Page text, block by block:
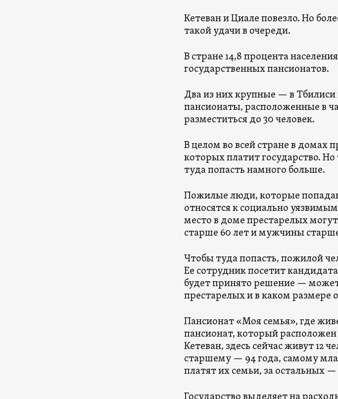
Кетеван и Циале повезло. Но
такой удачи в очереди.
В стране 14,8 процента
государственных пансионатов.
Два из них крупные — в Тбилиси
пансионаты, расположенные в
разместиться до 30 человек.
В целом во всей стране в
которых платит государство.
туда попасть намного больше.
Пожилые люди, которые
относятся к социально
место в доме престарелых
старше 60 лет и мужчины
Чтобы туда попасть, пожилой
Ее сотрудник посетит
будет принято решение —
престарелых и в каком размере
Пансионат «Моя семья», где
пансионат, который
Кетеван, здесь сейчас живут
старшему — 94 года, самому
платят их семьи, за остальных —